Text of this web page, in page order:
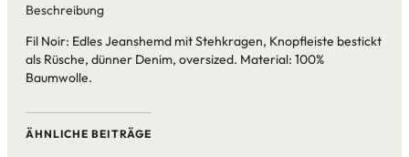
Beschreibung
Fil Noir: Edles Jeanshemd mit Stehkragen, Knopfleiste bestickt
als Rüsche, dünner Denim, oversized. Material: 100%
Baumwolle.
ÄHNLICHE BEITRÄGE